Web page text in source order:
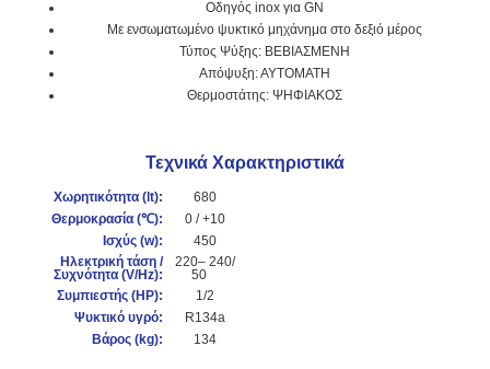
Οδηγός inox για GN
Με ενσωματωμένο ψυκτικό μηχάνημα στο δεξιό μέρος
Τύπος Ψύξης: ΒΕΒΙΑΣΜΕΝΗ
Απόψυξη: ΑΥΤΟΜΑΤΗ
Θερμοστάτης: ΨΗΦΙΑΚΟΣ
Τεχνικά Χαρακτηριστικά
Χωρητικότητα (lt):
680
Θερμοκρασία (℃):
0 / +10
Ισχύς (w):
450
Ηλεκτρική τάση /
Συχνότητα (V/Hz):
220– 240/
50
Συμπιεστής (HP):
1/2
Ψυκτικό υγρό:
R134a
Βάρος (kg): 134